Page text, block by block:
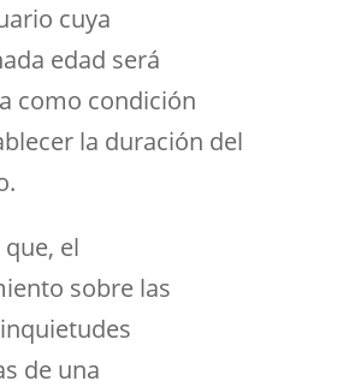
cuya
edad será
como condición
la duración del
el
sobre las
de una